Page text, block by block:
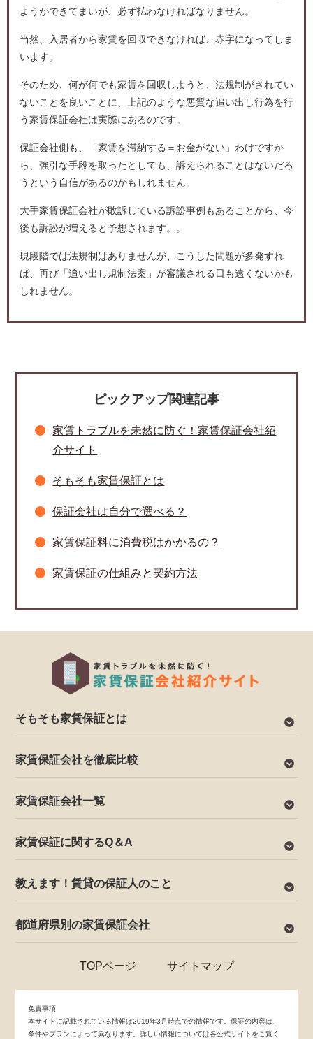
ようができてまいが、必ず払わなければなりません。
当然、入居者から家賃を回収できなければ、赤字になってしま
います。
そのため、何が何でも家賃を回収しようと、法規制がされてい
ないことを良いことに、上記のような悪質な追い出し行為を行
う家賃保証会社は実際にあるのです。
保証会社側も、「家賃を滞納する＝お金がない」わけですか
ら、強引な手段を取ったとしても、訴えられることはないだろ
うという自信があるのかもしれません。
大手家賃保証会社が敗訴している訴訟事例もあることから、今
後も訴訟が増えると予想されます。。
現段階では法規制はありませんが、こうした問題が多発すれ
ば、再び「追い出し規制法案」が審議される日も遠くないかも
しれません。
ピックアップ関連記事
家賃トラブルを未然に防ぐ！家賃保証会社紹
介サイト
そもそも家賃保証とは
保証会社は自分で選べる？
家賃保証料に消費税はかかるの？
家賃保証の仕組みと契約方法
そもそも家賃保証とは
家賃保証会社を徹底比較
家賃保証会社一覧
家賃保証に関するQ＆A
教えます！賃貸の保証人のこと
都道府県別の家賃保証会社
TOPページ サイトマップ
免責事項
本サイトに記載されている情報は2019年3月時点での情報です。保証の内容は、
条件やプランによって異なります。詳しい情報については各公式サイトをご覧く